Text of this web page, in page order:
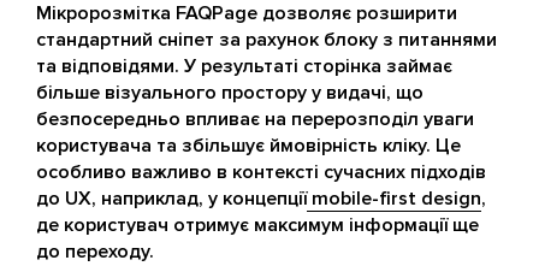
Мікророзмітка FAQPage дозволяє розширити
стандартний сніпет за рахунок блоку з питаннями
та відповідями. У результаті сторінка займає
більше візуального простору у видачі, що
безпосередньо впливає на перерозподіл уваги
користувача та збільшує ймовірність кліку. Це
особливо важливо в контексті сучасних підходів
до UX, наприклад, у концепціїmobile-first design,
де користувач отримує максимум інформації ще
до переходу.